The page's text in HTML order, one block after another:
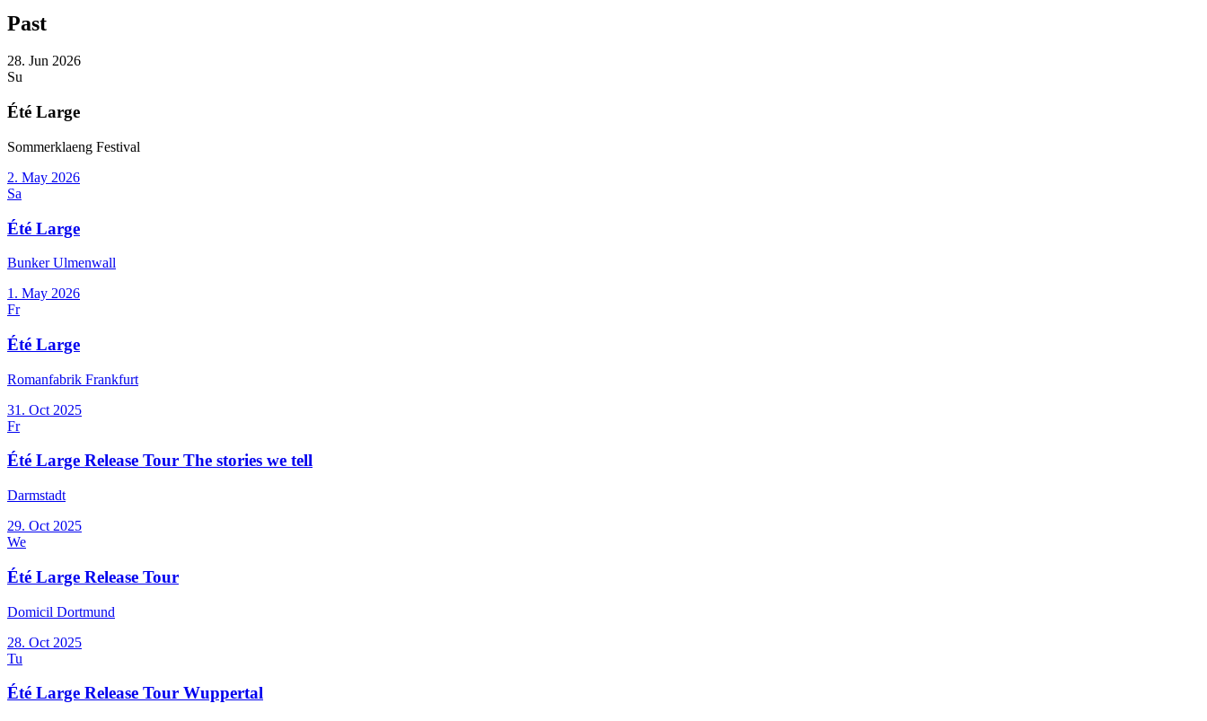
Past
28. Jun 2026
Su
Été Large
Sommerklaeng Festival
2. May 2026
Sa
Été Large
Bunker Ulmenwall
1. May 2026
Fr
Été Large
Romanfabrik Frankfurt
31. Oct 2025
Fr
Été Large Release Tour The stories we tell
Darmstadt
29. Oct 2025
We
Été Large Release Tour
Domicil Dortmund
28. Oct 2025
Tu
Été Large Release Tour Wuppertal